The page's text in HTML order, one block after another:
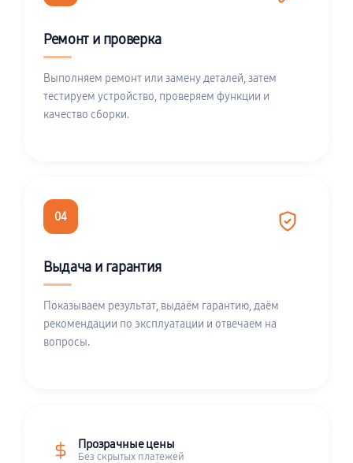
Ремонт и проверка
Выполняем ремонт или замену деталей, затем
тестируем устройство, проверяем функции и
качество сборки.
04
Выдача и гарантия
Показываем результат, выдаём гарантию, даём
рекомендации по эксплуатации и отвечаем на
вопросы.
Прозрачные цены
Без скрытых платежей